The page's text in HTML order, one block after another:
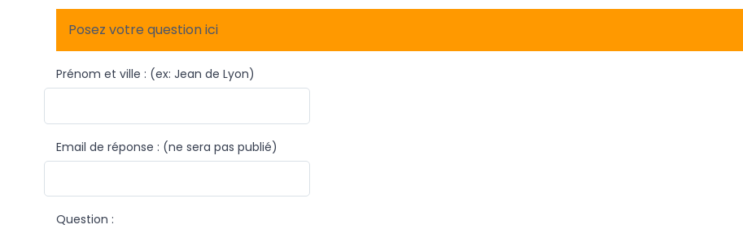
Posez votre question ici
Prénom et ville : (ex: Jean de Lyon)
Email de réponse : (ne sera pas publié)
Question :